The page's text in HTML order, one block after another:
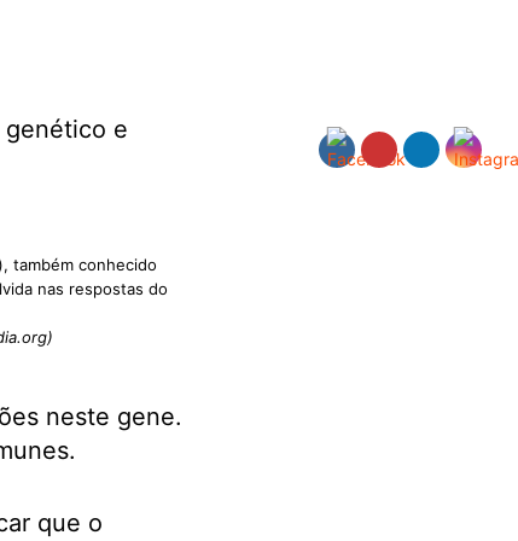
genético e
também conhecido
nas respostas do
neste gene.
que o